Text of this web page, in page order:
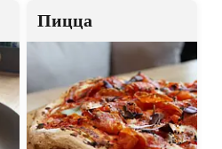
Пицца